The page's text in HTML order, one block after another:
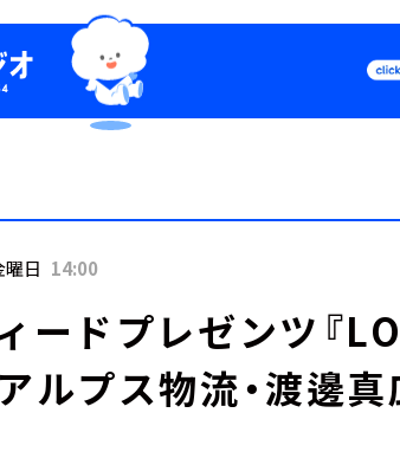
Podcast
曜日 14:00
ードプレゼンツ『
ルプス物流・渡邊真